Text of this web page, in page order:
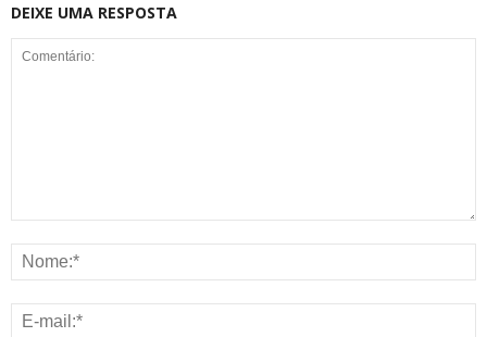
DEIXE UMA RESPOSTA